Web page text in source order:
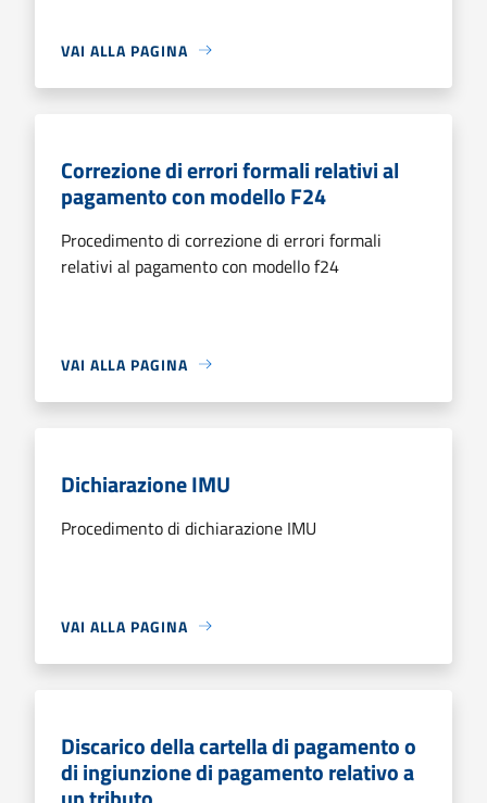
VAI ALLA PAGINA
Correzione di errori formali relativi al
pagamento con modello F24
Procedimento di correzione di errori formali
relativi al pagamento con modello f24
VAI ALLA PAGINA
Dichiarazione IMU
Procedimento di dichiarazione IMU
VAI ALLA PAGINA
Discarico della cartella di pagamento o
di ingiunzione di pagamento relativo a